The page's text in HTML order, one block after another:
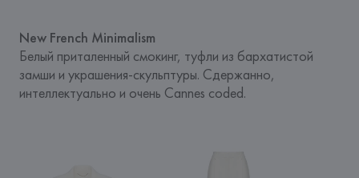
New French Minimalism
Белый приталенный смокинг, туфли из бархатистой
замши и украшения-скульптуры. Сдержанно,
интеллектуально и очень Cannes coded.